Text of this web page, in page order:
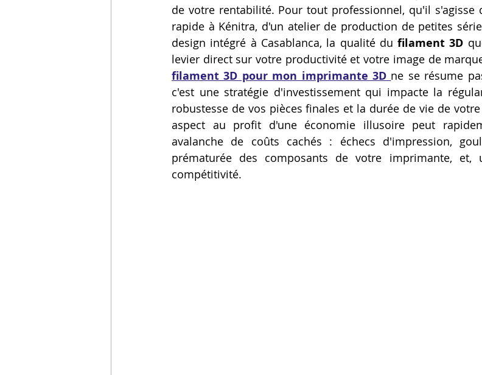
Vidéos sur l'impression 3D, Artillery M1 pro Creality HI combo
Formation impresssion 3D formation CPF
de votre rentabilité. Pour tout professionnel, qu'il s'agisse
rapide à Kénitra, d'un atelier de production de petites
design intégré à Casablanca, la qualité du filament 3D
levier direct sur votre productivité et votre image de
filament 3D pour mon imprimante 3D ne se résume
c'est une stratégie d'investissement qui impacte la
robustesse de vos pièces finales et la durée de vie de
aspect au profit d'une économie illusoire peut
avalanche de coûts cachés : échecs d'impression,
prématurée des composants de votre imprimante, et,
compétitivité.